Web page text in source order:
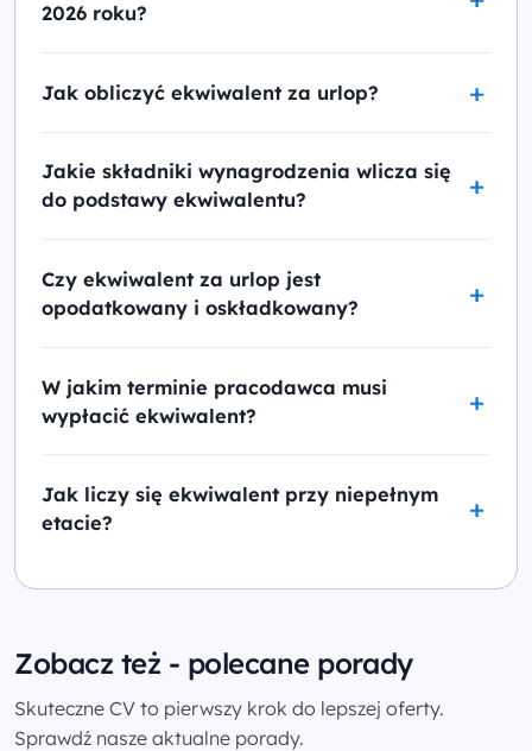
2026 roku?
Jak obliczyć ekwiwalent za urlop?
Jakie składniki wynagrodzenia wlicza się
do podstawy ekwiwalentu?
Czy ekwiwalent za urlop jest
opodatkowany i oskładkowany?
W jakim terminie pracodawca musi
wypłacić ekwiwalent?
Jak liczy się ekwiwalent przy niepełnym
etacie?
Zobacz też - polecane porady
Skuteczne CV to pierwszy krok do lepszej oferty.
Sprawdź nasze aktualne porady.